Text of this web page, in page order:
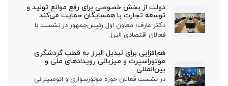
دولت از بخش خصوصی برای رفع موانع تولید و
توسعه تجارت با همسایگان حمایت می‌کند
دکتر عارف؛ معاون اول رئیس‌جمهور در نشست با
فعالان اقتصادی البرز:
هم‌افزایی برای تبدیل البرز به قطب گردشگری
موتوراسپرت و میزبانی رویدادهای ملی و
بین‌المللی
در نشست فعالان حوزه موتورسواری و اتومبیلرانی